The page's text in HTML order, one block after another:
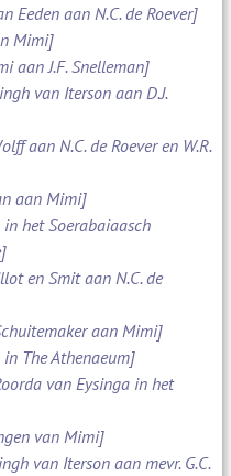
Eeden aan N.C. de Roever]
Mimi]
aan J.F. Snelleman]
van Iterson aan D.J.
aan N.C. de Roever en W.R.
aan Mimi]
het Soerabaiaasch
en Smit aan N.C. de
aan Mimi]
The Athenaeum]
van Eysinga in het
van Mimi]
van Iterson aan mevr. G.C.